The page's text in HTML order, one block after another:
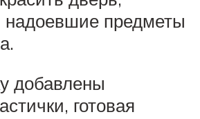
надоевшие предметы
добавлены
готовая